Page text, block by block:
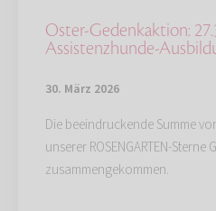
Oster-Gedenkaktion:
Assistenzhunde-
30. März 2026
Die beeindruckende Summe
unserer ROSENGARTEN-
zusammengekommen.